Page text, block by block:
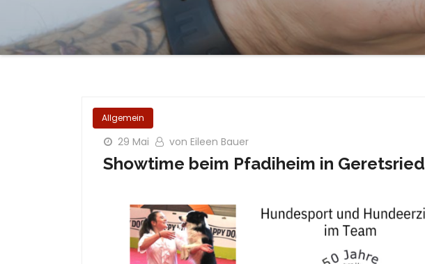
Allgemein
29 Mai von Eileen Bauer
Showtime beim Pfadiheim in Geretsried